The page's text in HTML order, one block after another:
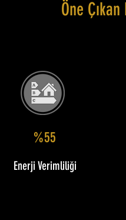
Öne
%55
Enerji Verimliliği